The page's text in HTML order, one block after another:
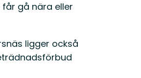
gå nära eller
ligger också